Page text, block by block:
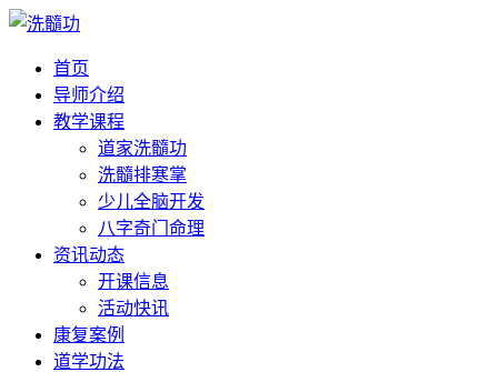
首页
导师介绍
教学课程
道家洗髓功
洗髓排寒掌
少儿全脑开发
八字奇门命理
资讯动态
开课信息
活动快讯
康复案例
道学功法